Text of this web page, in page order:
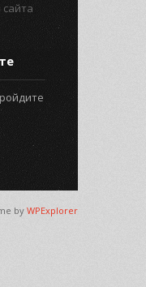
by WPExplorer